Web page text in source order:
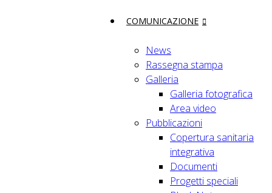
COMUNICAZIONE
News
Rassegna stampa
Galleria
Galleria fotografica
Area video
Pubblicazioni
Copertura sanitaria
integrativa
Documenti
Progetti speciali